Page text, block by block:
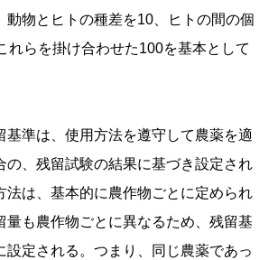
動物とヒトの種差を10、ヒトの間の個
れらを掛け合わせた100を基本として
基準は、使用方法を遵守して農薬を適
の、残留試験の結果に基づき設定され
法は、基本的に農作物ごとに定められ
量も農作物ごとに異なるため、残留基
設定される。つまり、同じ農薬であっ